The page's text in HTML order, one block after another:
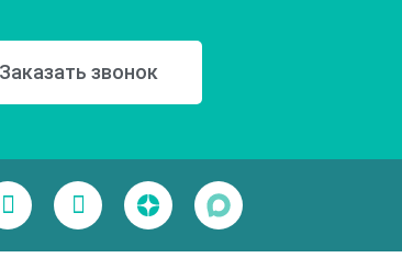
Заказать звонок